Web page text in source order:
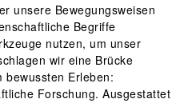
unsere Bewegungsweisen
Begriffe
nutzen, um unser
wir eine Brücke
bewussten Erleben:
Forschung. Ausgestattet